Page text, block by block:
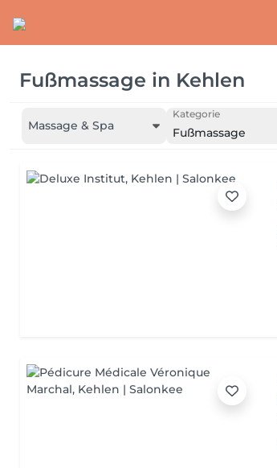
Fußmassage in Kehlen
Massage & Spa
Kategorie
Fußmassage